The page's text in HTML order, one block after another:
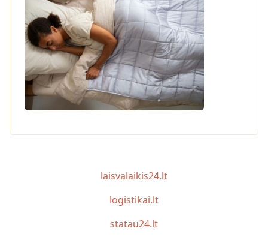
laisvalaikis24.lt
logistikai.lt
statau24.lt